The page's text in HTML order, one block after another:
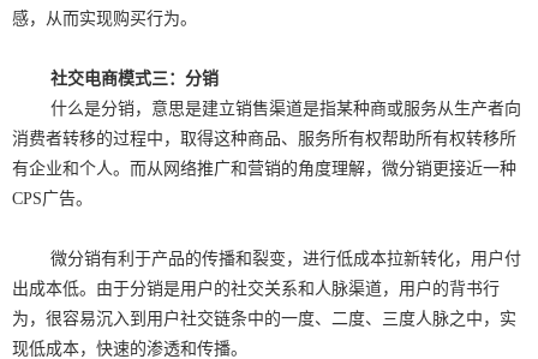
感，从而实现购买行为。
社交电商模式三：分销
什么是分销，意思是建立销售渠道是指某种商或服务从生产者向
消费者转移的过程中，取得这种商品、服务所有权帮助所有权转移所
有企业和个人。而从网络推广和营销的角度理解，微分销更接近一种
CPS广告。
微分销有利于产品的传播和裂变，进行低成本拉新转化，用户付
出成本低。由于分销是用户的社交关系和人脉渠道，用户的背书行
为，很容易沉入到用户社交链条中的一度、二度、三度人脉之中，实
现低成本，快速的渗透和传播。